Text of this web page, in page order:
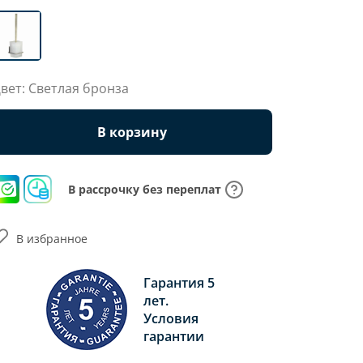
Светлая бронза
В корзину
В рассрочку без переплат
Гарантия 5
лет.
Условия
гарантии
В избранное